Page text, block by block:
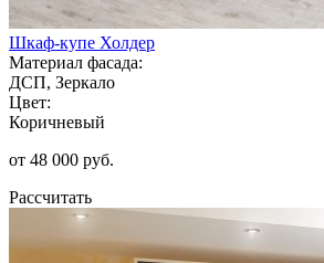
Шкаф-купе Холдер
Материал фасада:
ДСП, Зеркало
Цвет:
Коричневый
от 48 000 руб.
Рассчитать